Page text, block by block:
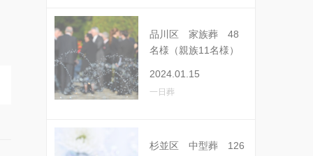
品川区 家族葬 48
名様（親族11名様）
2024.01.15
一日葬
杉並区 中型葬 126